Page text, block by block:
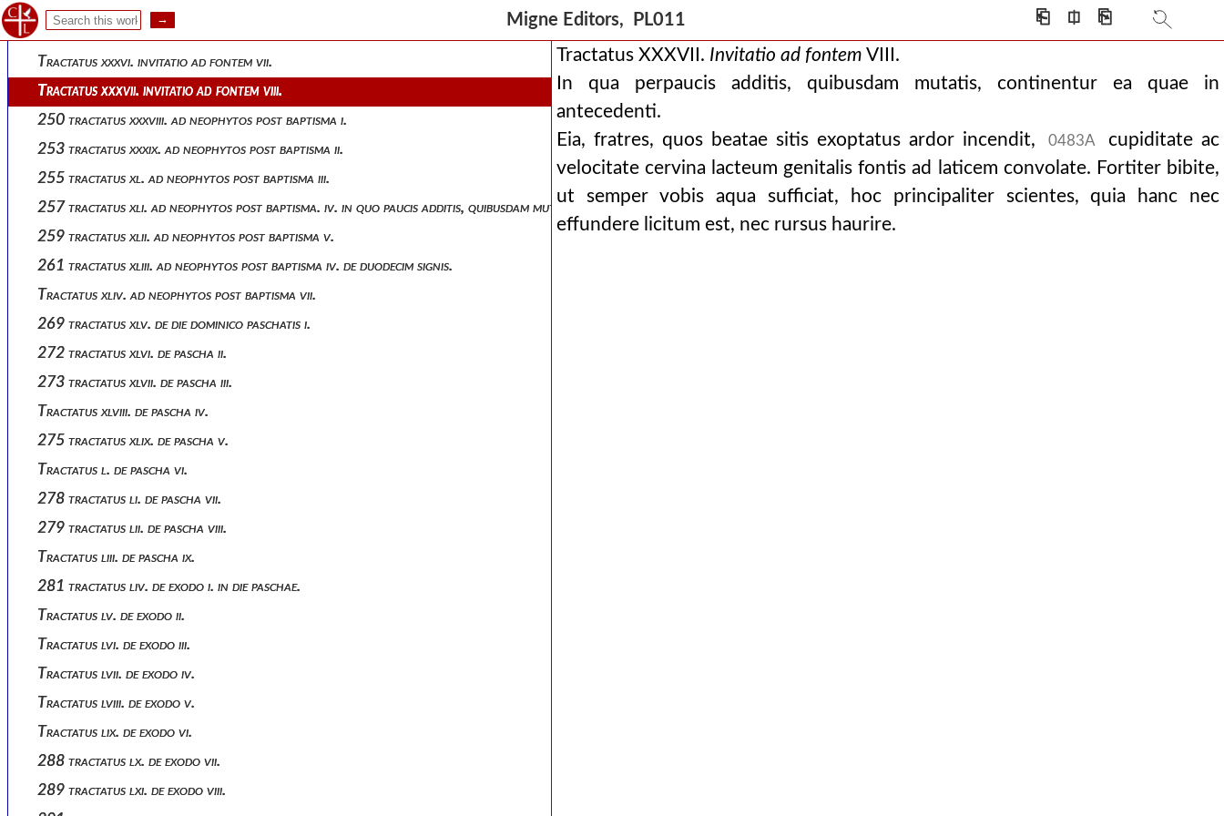
Migne Editors, PL011 ⎗ ⎅ ⎘
246 tractatus xxxv. invitatio ad fontem vi.
Tractatus xxxvi. invitatio ad fontem vii.
Tractatus xxxvii. invitatio ad fontem viii.
250 tractatus xxxviii. ad neophytos post baptisma i.
253 tractatus xxxix. ad neophytos post baptisma ii.
255 tractatus xl. ad neophytos post baptisma iii.
257 tractatus xli. ad neophytos post baptisma. iv. in quo paucis additis, quibusdam mutatis, continentur ea quae partim, xxxix, partim xl tractatibus
259 tractatus xlii. ad neophytos post baptisma v.
261 tractatus xliii. ad neophytos post baptisma iv. de duodecim signis.
Tractatus xliv. ad neophytos post baptisma vii.
269 tractatus xlv. de die dominico paschatis i.
272 tractatus xlvi. de pascha ii.
273 tractatus xlvii. de pascha iii.
Tractatus xlviii. de pascha iv.
275 tractatus xlix. de pascha v.
Tractatus l. de pascha vi.
278 tractatus li. de pascha vii.
279 tractatus lii. de pascha viii.
Tractatus liii. de pascha ix.
281 tractatus liv. de exodo i. in die paschae.
Tractatus lv. de exodo ii.
Tractatus lvi. de exodo iii.
Tractatus lvii. de exodo iv.
Tractatus lviii. de exodo v.
Tractatus lix. de exodo vi.
288 tractatus lx. de exodo vii.
289 tractatus lxi. de exodo viii.
Tractatus XXXVII. Invitatio ad fontem VIII.
In qua perpaucis additis, quibusdam mutatis, continentur ea quae in
antecedenti.
Eia, fratres, quos beatae sitis exoptatus ardor incendit,
0483A
cupiditate ac
velocitate cervina lacteum genitalis fontis ad laticem convolate. Fortiter bibite,
ut semper vobis aqua sufficiat, hoc principaliter scientes, quia hanc nec
effundere licitum est, nec rursus haurire.